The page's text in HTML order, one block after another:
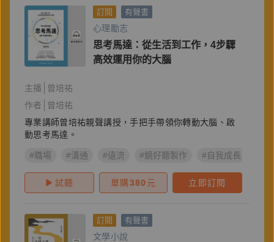
訂閱 有聲書
心理勵志
思考馬達：從生活到工作，4步驟
高效運用你的大腦
主播
曾培祐
作者
曾培祐
專業講師曾培祐親聲講授，手把手帶領你轉動大腦、啟
動思考馬達。
#職場 #溝通 #遠流 #鏡好聽製作 #自我成長
試聽 單購380 元 立即訂閱
訂閱 有聲書
文學小說